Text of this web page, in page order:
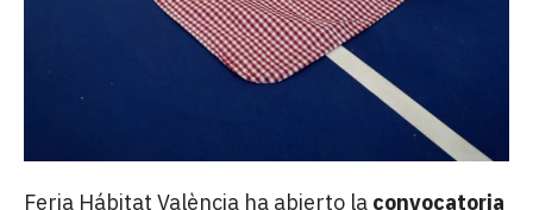
Feria Hábitat València ha abierto la convocatoria